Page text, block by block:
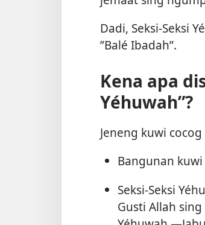
Dadi, Seksi-Seksi
”Balé Ibadah”.
Kena apa
Yéhuwah”?
Jeneng kuwi
Bangunan
Seksi-Seksi
Gusti Allah